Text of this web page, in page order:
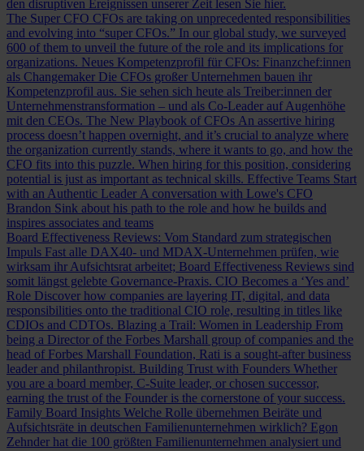
den disruptiven Ereignissen unserer Zeit lesen Sie hier.
The Super CFO CFOs are taking on unprecedented responsibilities
and evolving into “super CFOs.” In our global study, we surveyed
600 of them to unveil the future of the role and its implications for
organizations. Neues Kompetenzprofil für CFOs: Finanzchef:innen
als Changemaker Die CFOs großer Unternehmen bauen ihr
Kompetenzprofil aus. Sie sehen sich heute als Treiber:innen der
Unternehmenstransformation – und als Co-Leader auf Augenhöhe
mit den CEOs. The New Playbook of CFOs An assertive hiring
process doesn’t happen overnight, and it’s crucial to analyze where
the organization currently stands, where it wants to go, and how the
CFO fits into this puzzle. When hiring for this position, considering
potential is just as important as technical skills. Effective Teams Start
with an Authentic Leader A conversation with Lowe's CFO
Brandon Sink about his path to the role and how he builds and
inspires associates and teams
Board Effectiveness Reviews: Vom Standard zum strategischen
Impuls Fast alle DAX40- und MDAX-Unternehmen prüfen, wie
wirksam ihr Aufsichtsrat arbeitet; Board Effectiveness Reviews sind
somit längst gelebte Governance-Praxis. CIO Becomes a ‘Yes and’
Role Discover how companies are layering IT, digital, and data
responsibilities onto the traditional CIO role, resulting in titles like
CDIOs and CDTOs. Blazing a Trail: Women in Leadership From
being a Director of the Forbes Marshall group of companies and the
head of Forbes Marshall Foundation, Rati is a sought-after business
leader and philanthropist. Building Trust with Founders Whether
you are a board member, C-Suite leader, or chosen successor,
earning the trust of the Founder is the cornerstone of your success.
Family Board Insights Welche Rolle übernehmen Beiräte und
Aufsichtsräte in deutschen Familienunternehmen wirklich? Egon
Zehnder hat die 100 größten Familienunternehmen analysiert und